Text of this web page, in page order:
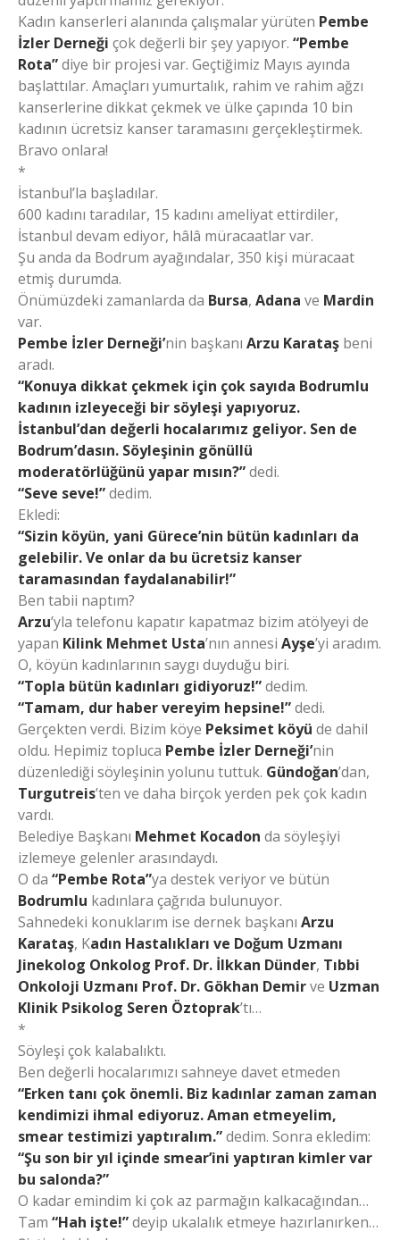
Kadın kanserleri alanında çalışmalar yürüten Pembe
İzler Derneği çok değerli bir şey yapıyor. “Pembe
Rota”diye bir projesi var. Geçtiğimiz Mayıs ayında
başlattılar. Amaçları yumurtalık, rahim ve rahim ağzı
kanserlerine dikkat çekmek ve ülke çapında 10 bin
kadının ücretsiz kanser taramasını gerçekleştirmek.
Bravo onlara!
*
İstanbul’la başladılar.
600 kadını taradılar, 15 kadını ameliyat ettirdiler,
İstanbul devam ediyor, hâlâ müracaatlar var.
Şu anda da Bodrum ayağındalar, 350 kişi müracaat
etmiş durumda.
Önümüzdeki zamanlarda da Bursa, Adana ve Mardin
var.
Pembe İzler Derneği’nin başkanı Arzu Karataş beni
aradı.
“Konuya dikkat çekmek için çok sayıda Bodrumlu
kadının izleyeceği bir söyleşi yapıyoruz.
İstanbul’dan değerli hocalarımız geliyor. Sen de
Bodrum’dasın. Söyleşinin gönüllü
moderatörlüğünü yapar mısın?”dedi.
“Seve seve!”dedim.
Ekledi:
“Sizin köyün, yani Gürece’nin bütün kadınları da
gelebilir. Ve onlar da bu ücretsiz kanser
taramasından faydalanabilir!”
Ben tabii naptım?
Arzu’yla telefonu kapatır kapatmaz bizim atölyeyi de
yapan Kilink Mehmet Usta’nın annesi Ayşe’yi aradım.
O, köyün kadınlarının saygı duyduğu biri.
“Topla bütün kadınları gidiyoruz!”dedim.
“Tamam, dur haber vereyim hepsine!”dedi.
Gerçekten verdi. Bizim köye Peksimet köyü de dahil
oldu. Hepimiz topluca Pembe İzler Derneği’nin
düzenlediği söyleşinin yolunu tuttuk. Gündoğan’dan,
Turgutreis’ten ve daha birçok yerden pek çok kadın
vardı.
Belediye Başkanı Mehmet Kocadon da söyleşiyi
izlemeye gelenler arasındaydı.
O da “Pembe Rota”ya destek veriyor ve bütün
Bodrumlu kadınlara çağrıda bulunuyor.
Sahnedeki konuklarım ise dernek başkanı Arzu
Karataş, Kadın Hastalıkları ve Doğum Uzmanı
Jinekolog Onkolog Prof. Dr. İlkkan Dünder, Tıbbi
Onkoloji Uzmanı Prof. Dr. Gökhan Demirve Uzman
Klinik Psikolog Seren Öztoprak’tı…
*
Söyleşi çok kalabalıktı.
Ben değerli hocalarımızı sahneye davet etmeden
“Erken tanı çok önemli. Biz kadınlar zaman zaman
kendimizi ihmal ediyoruz. Aman etmeyelim,
smear testimizi yaptıralım.”dedim. Sonra ekledim:
“Şu son bir yıl içinde smear’ini yaptıran kimler var
bu salonda?”
O kadar emindim ki çok az parmağın kalkacağından…
Tam “Hah işte!”deyip ukalalık etmeye hazırlanırken…